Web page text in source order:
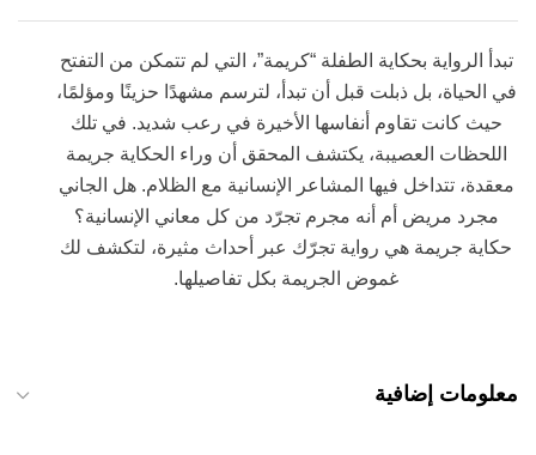
تبدأ الرواية بحكاية الطفلة “كريمة”، التي لم تتمكن من التفتح
في الحياة، بل ذبلت قبل أن تبدأ، لترسم مشهدًا حزينًا ومؤلمًا،
حيث كانت تقاوم أنفاسها الأخيرة في رعب شديد. في تلك
اللحظات العصيبة، يكتشف المحقق أن وراء الحكاية جريمة
معقدة، تتداخل فيها المشاعر الإنسانية مع الظلام. هل الجاني
مجرد مريض أم أنه مجرم تجرّد من كل معاني الإنسانية؟
حكاية جريمة هي رواية تجرّك عبر أحداث مثيرة، لتكشف لك
غموض الجريمة بكل تفاصيلها.
معلومات إضافية